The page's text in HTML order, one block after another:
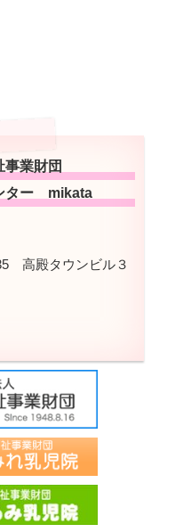
業財団
ター mikata
高殿タウンビル３